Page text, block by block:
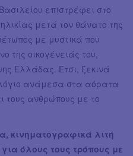
επιστρέφει στο
μετά τον θάνατο της
με μυστικά που
της οικογένειάς του,
Ελλάδας. Έτσι, ξεκινά
ανάμεσα στα αόρατα
τους ανθρώπους με το
κινηματογραφικά λιτή
όλους τους τρόπους με